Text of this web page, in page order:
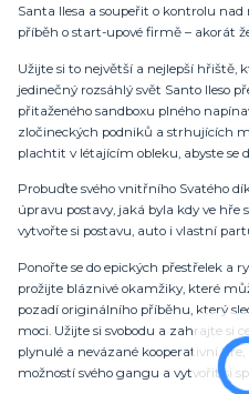
Santa Ilesa a soupeřit o kontrolu
příběh o start-upové firmě – akorát
Užijte si to největší a nejlepší hřiště,
jedinečný rozsáhlý svět Santo Ileso
přitaženého sandboxu plného
zločineckých podniků a strhujících
plachtit v létajícím obleku, abyste se
Probuďte svého vnitřního Svatého
úpravu postavy, jaká byla kdy ve hře
vytvořte si postavu, auto i vlastní
Ponořte se do epických přestřelek a
prožijte bláznivé okamžiky, které
pozadí originálního příběhu, který
moci. Užijte si svobodu a zahrajte si
plynulé a nevázané kooperativní
možností svého gangu a vytvořit si